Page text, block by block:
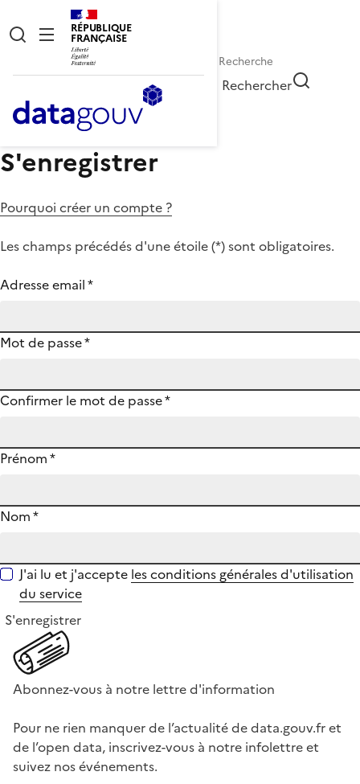
RÉPUBLIQUE
FRANÇAISE
Rechercher
S'enregistrer
Pourquoi créer un compte ?
Les champs précédés d'une étoile (*) sont obligatoires.
Adresse email*
Mot de passe*
Confirmer le mot de passe*
Prénom*
Nom*
J'ai lu et j'accepte les conditions générales d'utilisation
du service
S'enregistrer
Abonnez-vous à notre lettre d'information
Pour ne rien manquer de l’actualité de data.gouv.fr et
de l’open data, inscrivez-vous à notre infolettre et
suivez nos événements.